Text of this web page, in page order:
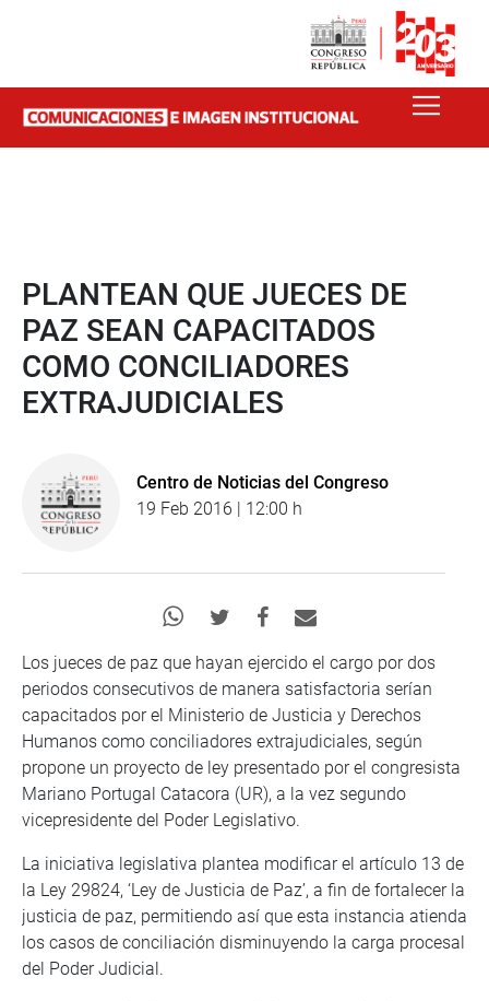
PLANTEAN QUE JUECES DE
PAZ SEAN CAPACITADOS
COMO CONCILIADORES
EXTRAJUDICIALES
Centro de Noticias del Congreso
19 Feb 2016 | 12:00 h
Los jueces de paz que hayan ejercido el cargo por dos
periodos consecutivos de manera satisfactoria serían
capacitados por el Ministerio de Justicia y Derechos
Humanos como conciliadores extrajudiciales, según
propone un proyecto de ley presentado por el congresista
Mariano Portugal Catacora (UR), a la vez segundo
vicepresidente del Poder Legislativo.
La iniciativa legislativa plantea modificar el artículo 13 de
la Ley 29824, ‘Ley de Justicia de Paz’, a fin de fortalecer la
justicia de paz, permitiendo así que esta instancia atienda
los casos de conciliación disminuyendo la carga procesal
del Poder Judicial.